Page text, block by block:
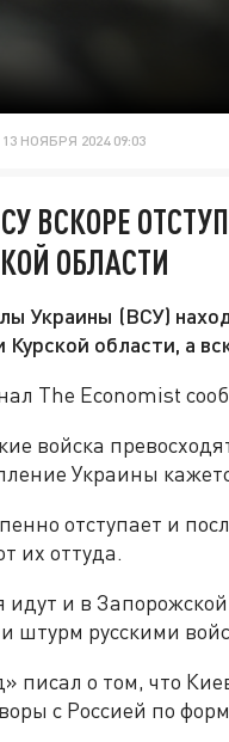
13 НОЯБРЯ 2024 09:03
ВСУ ВСКОРЕ
ОБЛАСТИ
Украины (ВСУ)
области, а
The Economist
войска
Украины
отступает и
их оттуда.
и в
штурм русскими
писал о том, что
с Россией по